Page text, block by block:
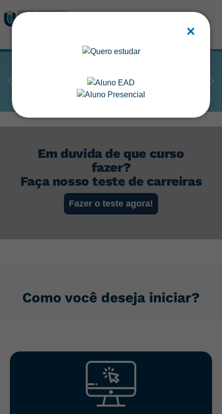
Em duvida de que curso
fazer?
Faça nosso teste de carreiras
Fazer o teste agora!
Como você deseja iniciar?